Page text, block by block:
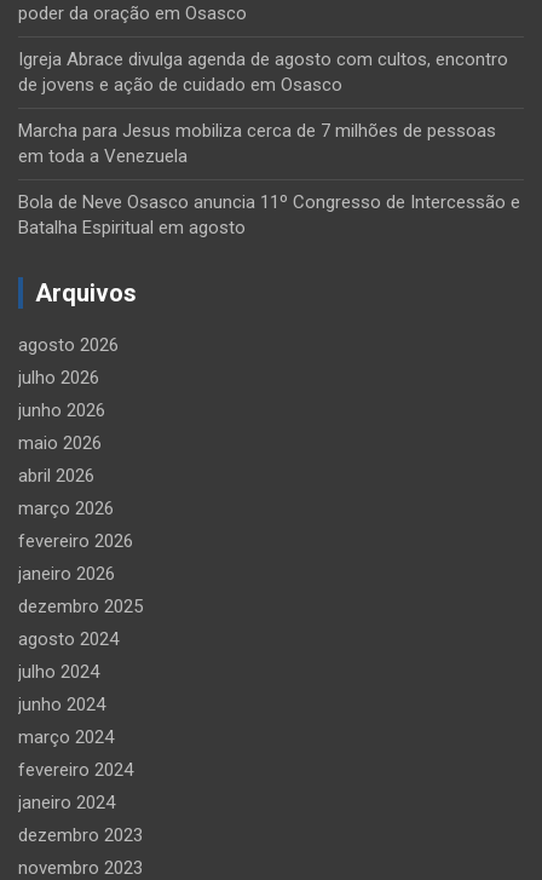
poder da oração em Osasco
Igreja Abrace divulga agenda de agosto com cultos, encontro
de jovens e ação de cuidado em Osasco
Marcha para Jesus mobiliza cerca de 7 milhões de pessoas
em toda a Venezuela
Bola de Neve Osasco anuncia 11º Congresso de Intercessão e
Batalha Espiritual em agosto
Arquivos
agosto 2026
julho 2026
junho 2026
maio 2026
abril 2026
março 2026
fevereiro 2026
janeiro 2026
dezembro 2025
agosto 2024
julho 2024
junho 2024
março 2024
fevereiro 2024
janeiro 2024
dezembro 2023
novembro 2023